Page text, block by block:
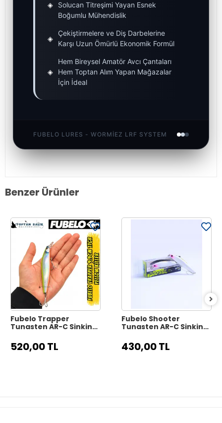
◈
Solucan Titreşimi Yayan Esnek
Boğumlu Mühendislik
◈
Çekiştirmelere ve Diş Darbelerine
Karşı Uzun Ömürlü Ekonomik Formül
◈
Hem Bireysel Amatör Avcı Çantaları
Hem Toptan Alım Yapan Mağazalar
İçin İdeal
FUBELO LURES - WORMIEZ LRF SYSTEM
Benzer Ürünler
Fubelo Trapper
Tungsten AR-C Sinking
- Yellow Killer
520,00 TL
Fubelo Shooter
Tungsten AR-C Sinking
Mor Kafa
430,00 TL